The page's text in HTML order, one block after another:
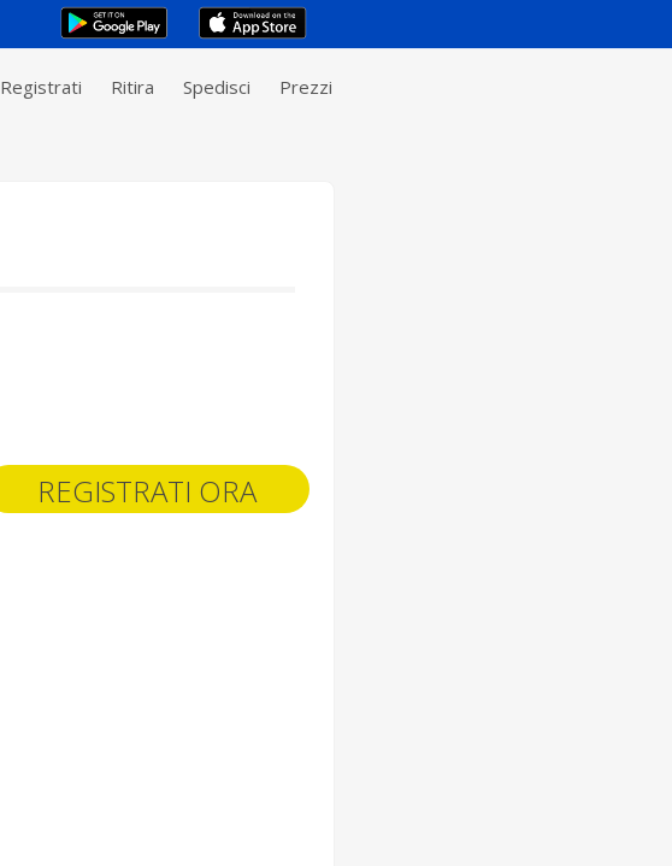
Registrati Ritira Spedisci Prezzi
REGISTRATI ORA